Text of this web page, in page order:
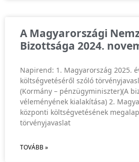
A Magyarországi
Bizottsága 2024.
Napirend: 1. Magyarország 2025.
költségvetéséről szóló
(Kormány – pénzügyminiszter)(A
véleményének kialakítása) 2.
központi költségvetésének
törvényjavaslat
TOVÁBB »